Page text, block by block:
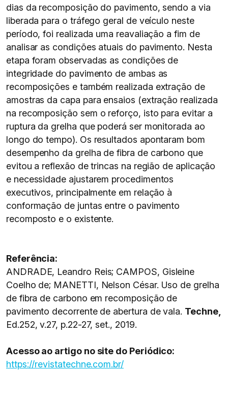
dias da recomposição do pavimento, sendo a via
liberada para o tráfego geral de veículo neste
período, foi realizada uma reavaliação a fim de
analisar as condições atuais do pavimento. Nesta
etapa foram observadas as condições de
integridade do pavimento de ambas as
recomposições e também realizada extração de
amostras da capa para ensaios (extração realizada
na recomposição sem o reforço, isto para evitar a
ruptura da grelha que poderá ser monitorada ao
longo do tempo). Os resultados apontaram bom
desempenho da grelha de fibra de carbono que
evitou a reflexão de trincas na região de aplicação
e necessidade ajustarem procedimentos
executivos, principalmente em relação à
conformação de juntas entre o pavimento
recomposto e o existente.
Referência:
ANDRADE, Leandro Reis; CAMPOS, Gisleine
Coelho de; MANETTI, Nelson César. Uso de grelha
de fibra de carbono em recomposição de
pavimento decorrente de abertura de vala. Techne,
Ed.252, v.27, p.22-27, set., 2019.
Acesso ao artigo no site do Periódico:
https://revistatechne.com.br/